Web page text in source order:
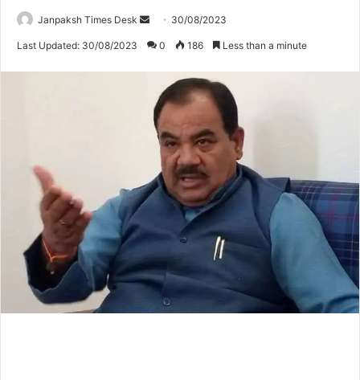
Janpaksh Times Desk
e
n
i
30/08/2023
Last Updated: 30/08/2023 0 186 Less than a minute